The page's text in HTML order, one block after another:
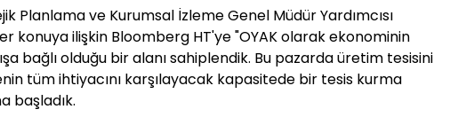
Planlama ve Kurumsal İzleme Genel Müdür Yardımcısı
konuya ilişkin Bloomberg HT'ye "OYAK olarak ekonominin
bağlı olduğu bir alanı sahiplendik. Bu pazarda üretim tesisini
tüm ihtiyacını karşılayacak kapasitede bir tesis kurma
başladık.